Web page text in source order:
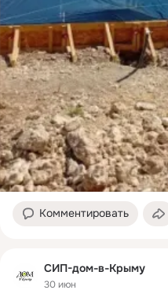
Комментировать
СИП-дом-в-Крыму
30 июн